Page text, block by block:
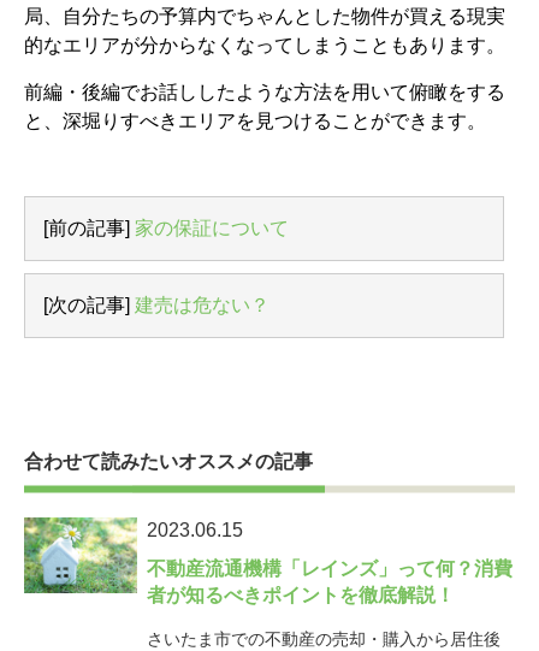
局、自分たちの予算内でちゃんとした物件が買える現実
的なエリアが分からなくなってしまうこともあります。
前編・後編でお話ししたような方法を用いて俯瞰をする
と、深堀りすべきエリアを見つけることができます。
[前の記事] 家の保証について
[次の記事] 建売は危ない？
合わせて読みたいオススメの記事
2023.06.15
不動産流通機構「レインズ」って何？消費
者が知るべきポイントを徹底解説！
さいたま市での不動産の売却・購入から居住後